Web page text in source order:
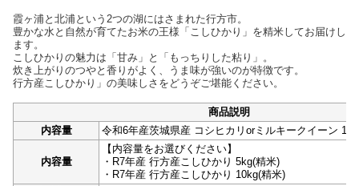
霞ヶ浦と北浦という2つの湖にはさまれた行方市。
豊かな水と自然が育てたお米の王様「こしひかり」を精米してお届けし
ます。
こしひかりの魅力は「甘み」と「もっちりした粘り」。
炊き上がりのつやと香りがよく、うま味が強いのが特徴です。
行方産こしひかり」の美味しさをどうぞご堪能ください。
商品説明
内容量
令和6年産茨城県産 コシヒカリorミルキークイーン
内容量
【内容量をお選びください】
・R7年産 行方産こしひかり 5kg(精米)
・R7年産 行方産こしひかり 10kg(精米)